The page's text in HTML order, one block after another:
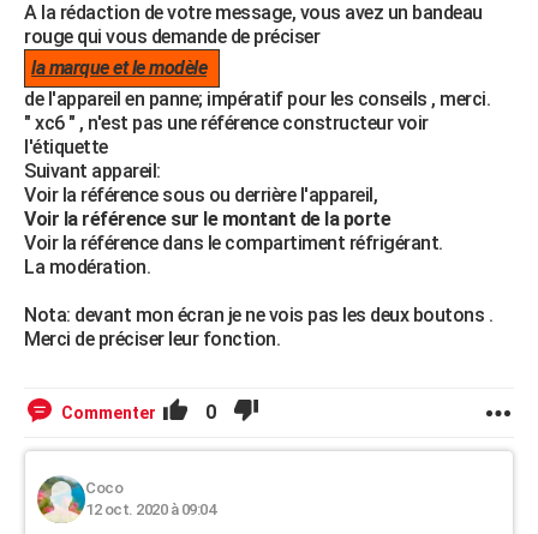
FORUM
Bricolage
Lifestyle
Culture
Sport
Auto
Television
Voyage
Cinema
A la rédaction de votre message, vous avez un bandeau
rouge qui vous demande de préciser
la marque et le modèle
de l'appareil en panne; impératif pour les conseils , merci.
" xc6 " , n'est pas une référence constructeur voir
l'étiquette
Suivant appareil:
Voir la référence sous ou derrière l'appareil,
Voir la référence sur le montant de la porte
Voir la référence dans le compartiment réfrigérant.
La modération.
Nota: devant mon écran je ne vois pas les deux boutons .
Merci de préciser leur fonction.
Commenter 0
Coco
12 oct. 2020 à 09:04